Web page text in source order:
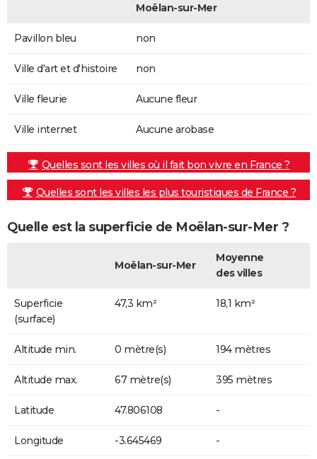
Moëlan-sur-Mer
Pavillon bleu non
Ville d'art et d'histoire non
Ville fleurie Aucune fleur
Ville internet Aucune arobase
Quelles sont les villes où il fait bon vivre en France ?
Quelles sont les villes les plus touristiques de France ?
Quelle est la superficie de Moëlan-sur-Mer ?
Moëlan-sur-Mer
Moyenne
des villes
Superficie
(surface)
47,3 km² 18,1 km²
Altitude min. 0 mètre(s) 194 mètres
Altitude max. 67 mètre(s) 395 mètres
Latitude 47.806108 -
Longitude -3.645469 -